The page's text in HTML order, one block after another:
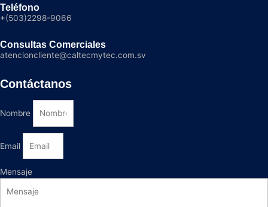
Teléfono
+(503)2298-9066
Consultas Comerciales
atencioncliente@caltecmytec.com.sv
Contáctanos
Nombre
Email
Mensaje